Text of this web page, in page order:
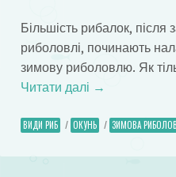
Більшість рибалок, після
риболовлі, починають
зимову риболовлю. Як
Читати далі →
ВИДИ РИБ / ОКУНЬ / ЗИМОВА